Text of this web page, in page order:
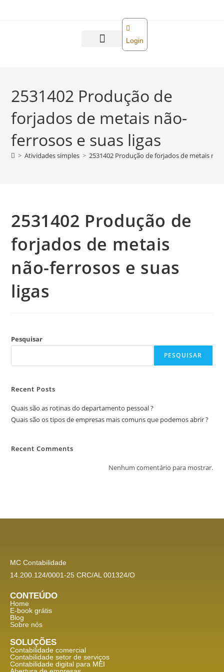
Login
2531402 Produção de
forjados de metais não-
ferrosos e suas ligas
> Atividades simples > 2531402 Produção de forjados de metais
2531402 Produção de
forjados de metais
não-ferrosos e suas
ligas
Pesquisar
PESQUISAR
Recent Posts
Quais são as rotinas do departamento pessoal ?
Quais são os tipos de empresas mais comuns que podemos abrir ?
Recent Comments
Nenhum comentário para mostrar.
MC Contabilidade
14.200.124/0001-25 CRC/AL 001324/O
CONTEÚDO
Home
E-book grátis
Blog
Sobre nós
SOLUÇÕES
Contabilidade comercial
Contabilidade setor de serviços
Contabilidade digital para MEI